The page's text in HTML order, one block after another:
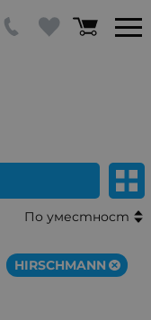
По уместност
HIRSCHMANN